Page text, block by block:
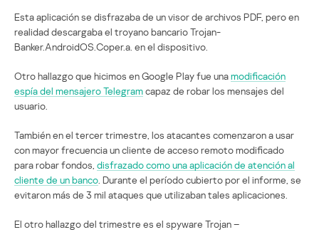
Esta aplicación se disfrazaba de un visor de archivos PDF, pero en
realidad descargaba el troyano bancario Trojan-
Banker.AndroidOS.Coper.a. en el dispositivo.
Otro hallazgo que hicimos en Google Play fue unamodificación
espía del mensajero Telegramcapaz de robar los mensajes del
usuario.
También en el tercer trimestre, los atacantes comenzaron a usar
con mayor frecuencia un cliente de acceso remoto modificado
para robar fondos, disfrazado como una aplicación de atención al
cliente de un banco . Durante el período cubierto por el informe, se
evitaron más de 3 mil ataques que utilizaban tales aplicaciones.
El otro hallazgo del trimestre es el spyware Trojan –